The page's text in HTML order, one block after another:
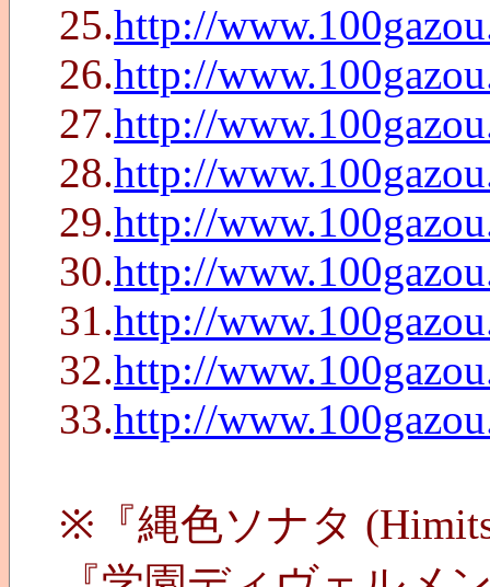
25.http://
26.http://
27.http://
28.http://
29.http://
30.http://
31.http://
32.http://
33.http://
※『縄色ソナタ